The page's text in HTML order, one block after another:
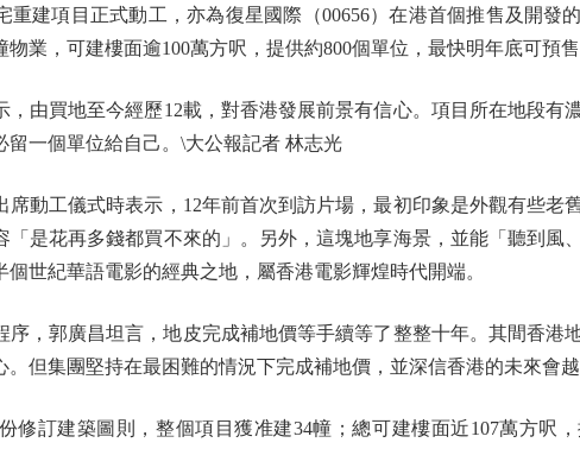
項目正式動工，亦為復星國際（00656）在港首個推售及開發
業，可建樓面逾100萬方呎，提供約800個單位，最快明年底可預售
買地至今經歷12載，對香港發展前景有信心。項目所在地段有
留一個單位給自己。\大公報記者 林志光
工儀式時表示，12年前首次到訪片場，最初印象是外觀有些老
「是花再多錢都買不來的」。另外，這塊地享海景，並能「聽到風
世紀華語電影的經典之地，屬香港電影輝煌時代開端。
，郭廣昌坦言，地皮完成補地價等手續等了整整十年。其間香港
但集團堅持在最困難的情況下完成補地價，並深信香港的未來會越
訂建築圖則，整個項目獲准建34幢；總可建樓面近107萬方呎，